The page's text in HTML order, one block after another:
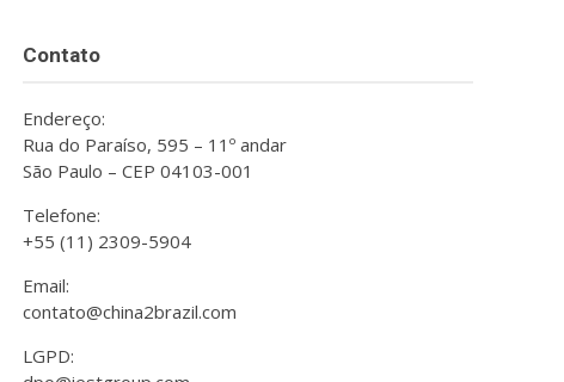
Contato
Endereço:
Rua do Paraíso, 595 – 11º andar
São Paulo – CEP 04103-001
Telefone:
+55 (11) 2309-5904
Email:
contato@china2brazil.com
LGPD: